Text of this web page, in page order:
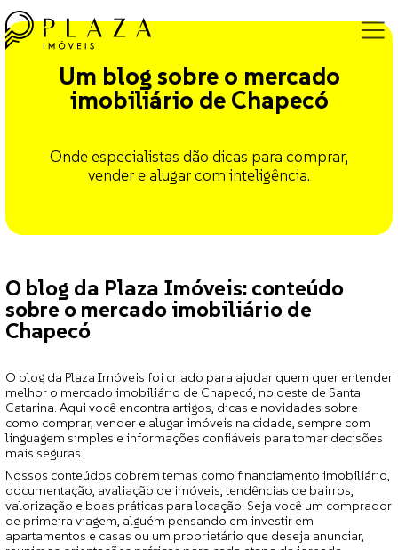
Um blog sobre o mercado
imobiliário de Chapecó
Onde especialistas dão dicas para comprar,
vender e alugar com inteligência.
O blog da Plaza Imóveis: conteúdo
sobre o mercado imobiliário de
Chapecó
O blog da Plaza Imóveis foi criado para ajudar quem quer entender
melhor o mercado imobiliário de Chapecó, no oeste de Santa
Catarina. Aqui você encontra artigos, dicas e novidades sobre
como comprar, vender e alugar imóveis na cidade, sempre com
linguagem simples e informações confiáveis para tomar decisões
mais seguras.
Nossos conteúdos cobrem temas como financiamento imobiliário,
documentação, avaliação de imóveis, tendências de bairros,
valorização e boas práticas para locação. Seja você um comprador
de primeira viagem, alguém pensando em investir em
apartamentos e casas ou um proprietário que deseja anunciar,